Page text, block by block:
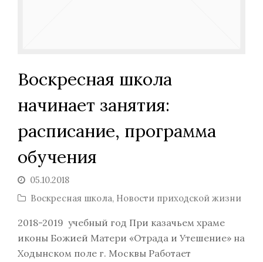
Воскресная школа
начинает занятия:
расписание, программа
обучения
05.10.2018
Воскресная школа, Новости приходской жизни
2018-2019 учебный год При казачьем храме
иконы Божией Матери «Отрада и Утешение» на
Ходынском поле г. Москвы Работает